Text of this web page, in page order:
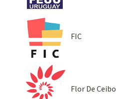
FIC
Flor De Ceibo